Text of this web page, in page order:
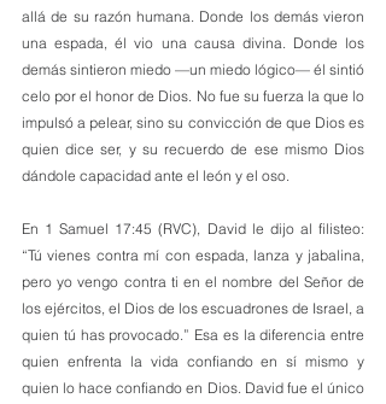
allá de su razón humana. Donde los demás vieron
una espada, él vio una causa divina. Donde los
demás sintieron miedo —un miedo lógico— él sintió
celo por el honor de Dios. No fue su fuerza la que lo
impulsó a pelear, sino su convicción de que Dios es
quien dice ser, y su recuerdo de ese mismo Dios
dándole capacidad ante el león y el oso.
En 1 Samuel 17:45 (RVC), David le dijo al filisteo:
“Tú vienes contra mí con espada, lanza y jabalina,
pero yo vengo contra ti en el nombre del Señor de
los ejércitos, el Dios de los escuadrones de Israel, a
quien tú has provocado.” Esa es la diferencia entre
quien enfrenta la vida confiando en sí mismo y
quien lo hace confiando en Dios. David fue el único